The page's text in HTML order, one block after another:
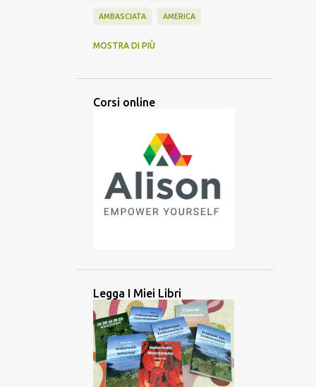
AMBASCIATA AMERICA
ASIA
ASIA MERIDIONALE ASIA ORIENTALE
ASIA SUD-ORIENTALE ATTIVITÀ
ATTREZZO AUDIO AUSILIARIO
BATANES BAYBAYIN BILINGUE
BRAHMI BRITANNICO BRUNEI
CAMBOGIA CANADA CANADESE
CANCELLAZIONE CULTURALE
MOSTRA DI PIÙ
Corsi online
Legga I Miei Libri